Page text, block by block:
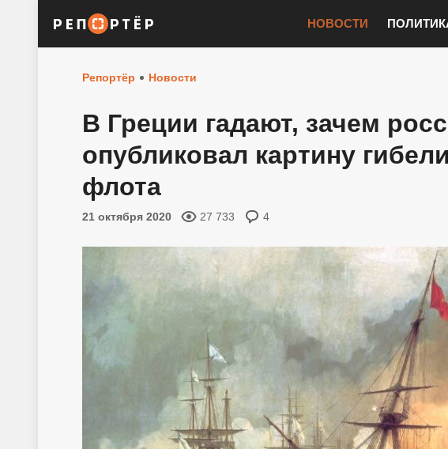
НОВОСТИ
Репортёр Новости
В Греции гадают, зачем
опубликовал картину
флота
21 октября 2020 27 733 4